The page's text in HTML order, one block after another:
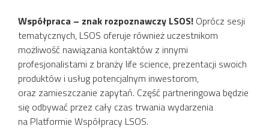
Współpraca – znak rozpoznawczy LSOS! Oprócz sesji
tematycznych, LSOS oferuje również uczestnikom
możliwość nawiązania kontaktów z innymi
profesjonalistami z branży life science, prezentacji swoich
produktów i usług potencjalnym inwestorom,
oraz zamieszczanie zapytań. Część partneringowa będzie
się odbywać przez cały czas trwania wydarzenia
na Platformie Współpracy LSOS.